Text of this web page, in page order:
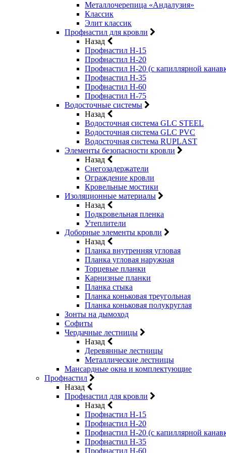
Металлочерепица «Андалузия»
Классик
Элит классик
Профнастил для кровли
Назад
Профнастил Н-15
Профнастил Н-20
Профнастил Н-20 (с капиллярной
Профнастил Н-35
Профнастил Н-60
Профнастил Н-75
Водосточные системы
Назад
Водосточная система GLC STEEL
Водосточная система GLC PVC
Водосточная система RUPLAST
Элементы безопасности кровли
Назад
Снегозадержатели
Ограждение кровли
Кровельные мостики
Изоляционные материалы
Назад
Подкровельная пленка
Утеплители
Доборные элементы кровли
Назад
Планка внутренняя угловая
Планка угловая наружная
Торцевые планки
Карнизные планки
Планка стыка
Планка коньковая треугольная
Планка коньковая полукруглая
Зонты на дымоход
Софиты
Чердачные лестницы
Назад
Деревянные лестницы
Металлические лестницы
Мансардные окна и комплектующие
Профнастил
Назад
Профнастил для кровли
Назад
Профнастил Н-15
Профнастил Н-20
Профнастил Н-20 (с капиллярной
Профнастил Н-35
Профнастил Н-60